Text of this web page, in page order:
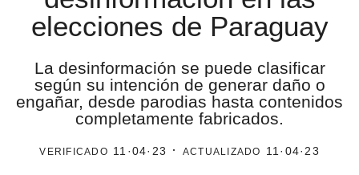
estronismo climático
escuelas fumigadas
historia de las mujeres
patria contratista
plan del terror
elecciones de Paraguay
La desinformación se puede clasificar
según su intención de generar daño o
engañar, desde parodias hasta contenidos
completamente fabricados.
verificado 11·04·23 · actualizado 11·04·23